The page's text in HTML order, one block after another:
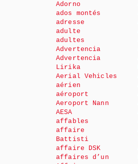
Adorno
ados montés
adresse
adulte
adultes
Advertencia
Advertencia
Lirika
Aerial Vehicles
aérien
aéroport
Aeroport Nann
AESA
affables
affaire
Battisti
affaire DSK
affaires d’un